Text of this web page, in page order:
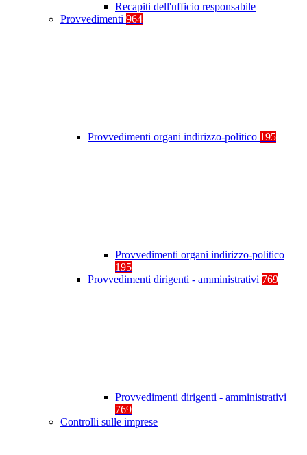
Recapiti dell'ufficio responsabile
Provvedimenti 964
Provvedimenti organi indirizzo-politico 195
Provvedimenti organi indirizzo-politico
195
Provvedimenti dirigenti - amministrativi 769
Provvedimenti dirigenti - amministrativi
769
Controlli sulle imprese